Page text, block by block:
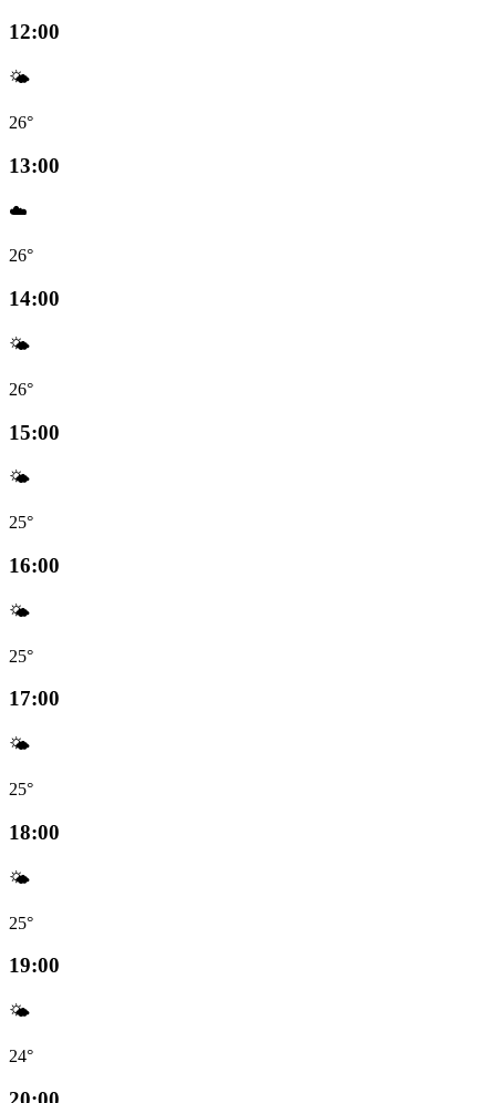
12:00
🌤️
26°
13:00
☁️
26°
14:00
🌤️
26°
15:00
🌤️
25°
16:00
🌤️
25°
17:00
🌤️
25°
18:00
🌤️
25°
19:00
🌤️
24°